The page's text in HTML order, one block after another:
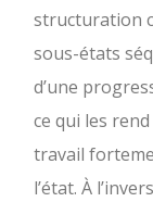
structuration
sous-états
d’une
ce qui les
travail
l’état. À